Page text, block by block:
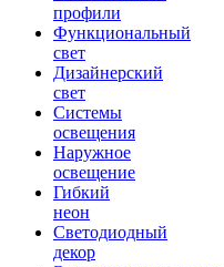
профили
Функциональный
свет
Дизайнерский
свет
Системы
освещения
Наружное
освещение
Гибкий
неон
Светодиодный
декор